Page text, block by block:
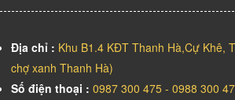
Địa chỉ : Khu B1.4 KĐT Thanh Hà,Cự Khê,
chợ xanh Thanh Hà)
Số điện thoại : 0987 300 475 - 0988 300